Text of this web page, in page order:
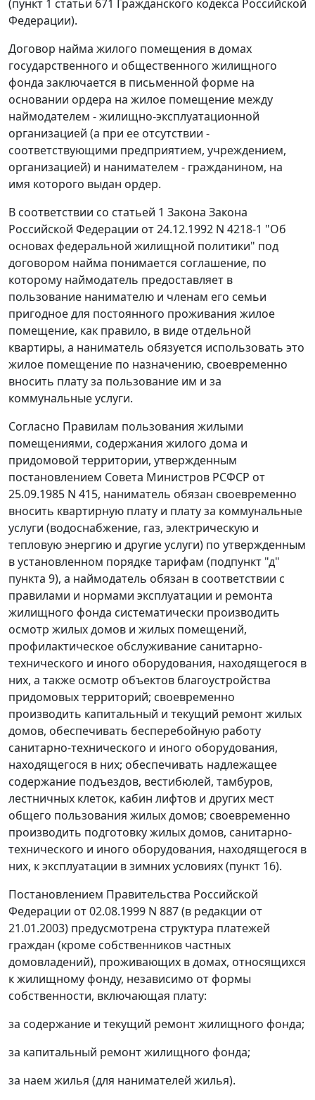
(пункт 1 статьи 671 Гражданского кодекса Российской
Федерации).
Договор найма жилого помещения в домах
государственного и общественного жилищного
фонда заключается в письменной форме на
основании ордера на жилое помещение между
наймодателем - жилищно-эксплуатационной
организацией (а при ее отсутствии -
соответствующими предприятием, учреждением,
организацией) и нанимателем - гражданином, на
имя которого выдан ордер.
В соответствии со статьей 1 Закона Закона
Российской Федерации от 24.12.1992 N 4218-1 "Об
основах федеральной жилищной политики" под
договором найма понимается соглашение, по
которому наймодатель предоставляет в
пользование нанимателю и членам его семьи
пригодное для постоянного проживания жилое
помещение, как правило, в виде отдельной
квартиры, а наниматель обязуется использовать это
жилое помещение по назначению, своевременно
вносить плату за пользование им и за
коммунальные услуги.
Согласно Правилам пользования жилыми
помещениями, содержания жилого дома и
придомовой территории, утвержденным
постановлением Совета Министров РСФСР от
25.09.1985 N 415, наниматель обязан своевременно
вносить квартирную плату и плату за коммунальные
услуги (водоснабжение, газ, электрическую и
тепловую энергию и другие услуги) по утвержденным
в установленном порядке тарифам (подпункт "д"
пункта 9), а наймодатель обязан в соответствии с
правилами и нормами эксплуатации и ремонта
жилищного фонда систематически производить
осмотр жилых домов и жилых помещений,
профилактическое обслуживание санитарно-
технического и иного оборудования, находящегося в
них, а также осмотр объектов благоустройства
придомовых территорий; своевременно
производить капитальный и текущий ремонт жилых
домов, обеспечивать бесперебойную работу
санитарно-технического и иного оборудования,
находящегося в них; обеспечивать надлежащее
содержание подъездов, вестибюлей, тамбуров,
лестничных клеток, кабин лифтов и других мест
общего пользования жилых домов; своевременно
производить подготовку жилых домов, санитарно-
технического и иного оборудования, находящегося в
них, к эксплуатации в зимних условиях(пункт 16).
Постановлением Правительства Российской
Федерации от 02.08.1999 N 887(в редакции от
21.01.2003) предусмотрена структура платежей
граждан (кроме собственников частных
домовладений), проживающих в домах, относящихся
к жилищному фонду, независимо от формы
собственности, включающая плату:
за содержание и текущий ремонт жилищного фонда;
за капитальный ремонт жилищного фонда;
за наем жилья (для нанимателей жилья).